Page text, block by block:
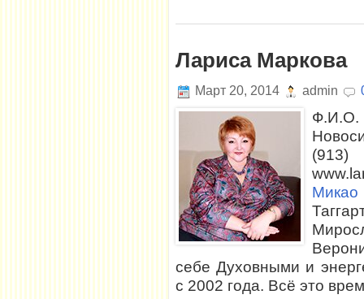
Лариса Маркова
Март 20, 2014 admin
(913)
Микао
себе Духовными и
с 2002 года. Всё это